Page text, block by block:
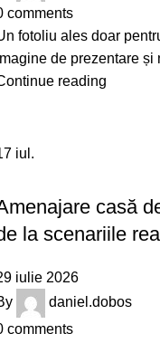
comments
fotoliu ales doar
de prezentare și
reading
iul.
casă
la scenariile
iulie 2026
daniel.dobos
comments